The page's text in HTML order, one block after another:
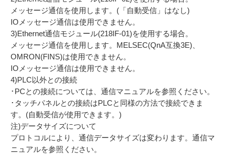
メッセージ通信を使用します。(「自動受信」はなし)
IOメッセージ通信は使用できません。
3)Ethernet通信モジュール(218IF-01)を使用する場合。
メッセージ通信を使用します。MELSEC(QnA互換3E)、
OMRON(FINS)は使用できません。
IOメッセージ通信は使用できません。
4)PLC以外との接続
･PCとの接続については、通信マニュアルを参照ください。
･タッチパネルとの接続はPLCと同様の方法で接続できま
す。(自動受信が使用できます。)
注)データサイズについて
プロトコルにより、通信データサイズは変わります。通信マ
ニュアルを参照ください。